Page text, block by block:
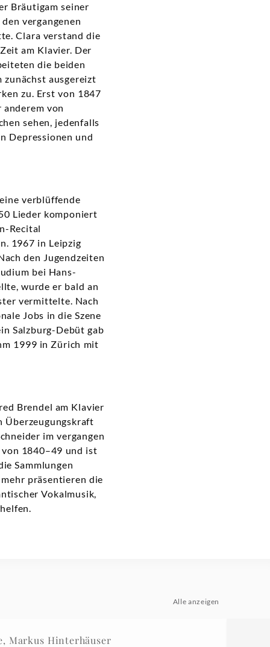
Bräutigam seiner
vergangenen
Clara verstand die
am Klavier. Der
die beiden
zunächst ausgereizt
zu. Erst von 1847
von
sehen, jedenfalls
Depressionen und
verblüffende
Lieder komponiert
Recital
1967 in Leipzig
den Jugendzeiten
bei Hans-
wurde er bald an
vermittelte. Nach
Jobs in die Szene
Salzburg-Debüt gab
1999 in Zürich mit
Brendel am Klavier
Überzeugungskraft
im vergangen
1840–49 und ist
Sammlungen
mehr präsentieren die
Vokalmusik,
Alle anzeigen
Markus Hinterhäuser